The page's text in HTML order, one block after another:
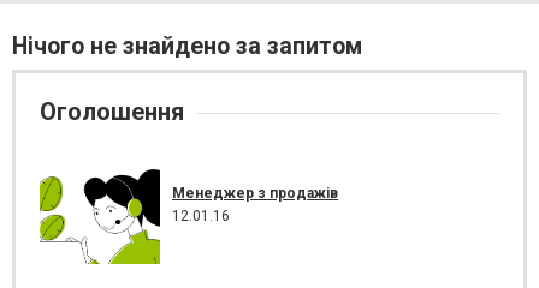
Нічого не знайдено за запитом
Оголошення
Менеджер з продажів
12.01.16